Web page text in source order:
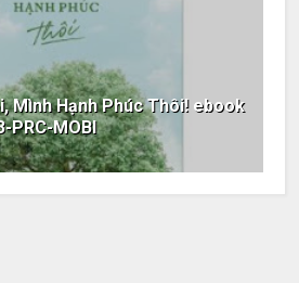
Mình Hạnh Phúc Thôi! ebook
PRC-MOBI